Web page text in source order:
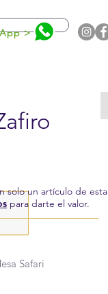
>
solo un artículo de esta
para darte el valor.
Safari